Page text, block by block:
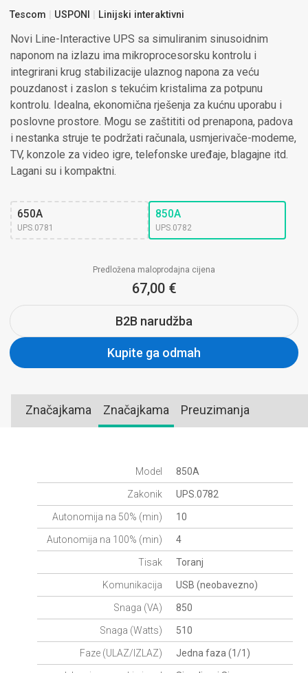
Tescom USPONI Linijski interaktivni
Novi Line-Interactive UPS sa simuliranim sinusoidnim
naponom na izlazu ima mikroprocesorsku kontrolu i
integrirani krug stabilizacije ulaznog napona za veću
pouzdanost i zaslon s tekućim kristalima za potpunu
kontrolu. Idealna, ekonomična rješenja za kućnu uporabu i
poslovne prostore. Mogu se zaštititi od prenapona, padova
i nestanka struje te podržati računala, usmjerivače-modeme,
TV, konzole za video igre, telefonske uređaje, blagajne itd.
Lagani su i kompaktni.
650A
UPS.0781
850A
UPS.0782
Predložena maloprodajna cijena
67,00 €
B2B narudžba
Kupite ga odmah
Značajkama Značajkama Preuzimanja
Model 850A
Zakonik UPS.0782
Autonomija na 50% (min) 10
Autonomija na 100% (min) 4
Tisak Toranj
Komunikacija USB (neobavezno)
Snaga (VA) 850
Snaga (Watts) 510
Faze (ULAZ/IZLAZ) Jedna faza (1/1)